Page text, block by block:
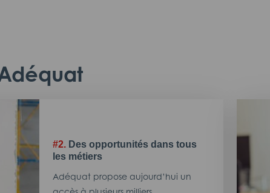
#2. Des opportunités dans tous
les métiers
Adéquat propose aujourd’hui un